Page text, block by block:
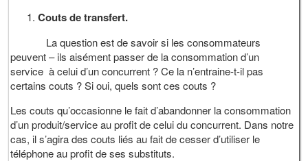
Couts de transfert.
La question est de savoir si les consommateurs
peuvent – ils aisément passer de la consommation d’un
service à celui d’un concurrent ? Ce la n’entraine-t-il pas
certains couts ? Si oui, quels sont ces couts ?
Les couts qu’occasionne le fait d’abandonner la consommation
d’un produit/service au profit de celui du concurrent. Dans notre
cas, il s’agira des couts liés au fait de cesser d’utiliser le
téléphone au profit de ses substituts.